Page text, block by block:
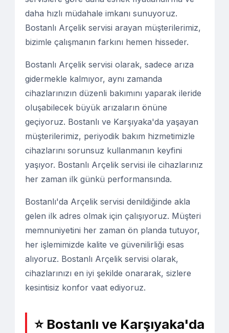
daha hızlı müdahale imkanı sunuyoruz.
Bostanlı Arçelik servisi arayan müşterilerimiz,
bizimle çalışmanın farkını hemen hisseder.
Bostanlı Arçelik servisi olarak, sadece arıza
gidermekle kalmıyor, aynı zamanda
cihazlarınızın düzenli bakımını yaparak ileride
oluşabilecek büyük arızaların önüne
geçiyoruz. Bostanlı ve Karşıyaka'da yaşayan
müşterilerimiz, periyodik bakım hizmetimizle
cihazlarını sorunsuz kullanmanın keyfini
yaşıyor. Bostanlı Arçelik servisi ile cihazlarınız
her zaman ilk günkü performansında.
Bostanlı'da Arçelik servisi denildiğinde akla
gelen ilk adres olmak için çalışıyoruz. Müşteri
memnuniyetini her zaman ön planda tutuyor,
her işlemimizde kalite ve güvenilirliği esas
alıyoruz. Bostanlı Arçelik servisi olarak,
cihazlarınızı en iyi şekilde onararak, sizlere
kesintisiz konfor vaat ediyoruz.
⭐ Bostanlı ve Karşıyaka'da